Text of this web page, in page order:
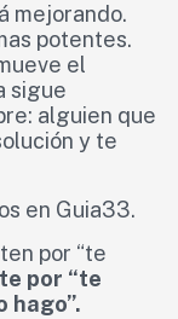
mejorando.
potentes.
el
sigue
alguien que
y te
en Guia33.
por “te
por “te
hago”.